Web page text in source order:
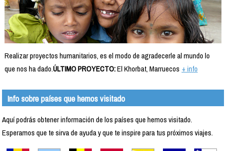
Realizar proyectos humanitarios, es el modo de agradecerle al mundo lo
que nos ha dado.ÚLTIMO PROYECTO:El Khorbat, Marruecos + info
Info sobre países que hemos visitado
Aquí podrás obtener información de los países que hemos visitado.
Esperamos que te sirva de ayuda y que te inspire para tus próximos viajes.